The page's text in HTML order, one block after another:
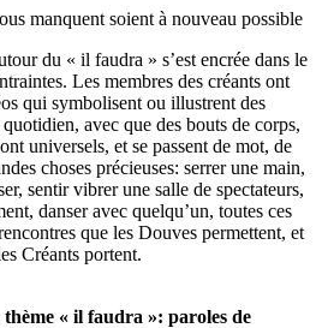
manquent soient à nouveau possible
du « il faudra » s’est encrée dans le
Les membres des créants ont
qui symbolisent ou illustrent des
avec que des bouts de corps,
universels, et se passent de mot, de
choses précieuses: serrer une main,
sentir vibrer une salle de spectateurs,
danser avec quelqu’un, toutes ces
que les Douves permettent, et
Créants portent.
« il faudra »: paroles de